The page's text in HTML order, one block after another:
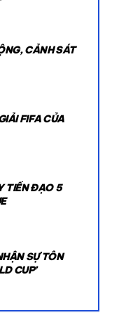
© 2026 TT24H
CẢNH SÁT
FIFA CỦA
TIỀN ĐẠO 5
SỰ TÔN
CUP’